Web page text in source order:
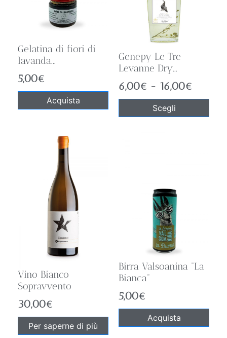
Gelatina di fiori di
lavanda...
5,00€
Acquista
Genepy Le Tre
Levanne Dry...
6,00€ - 16,00€
Scegli
Vino Bianco
Sopravvento
30,00€
Per saperne di più
Birra Valsoanina “La
Bianca”
5,00€
Acquista